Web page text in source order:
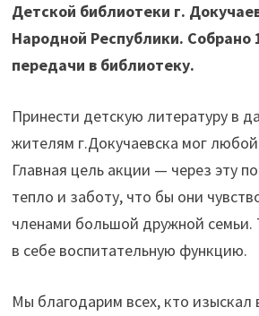
Детской библиотеки г.
Народной Республики. Собрано
передачи в библиотеку.
Принести детскую литературу в
жителям г.Докучаевска мог
Главная цель акции — через эту
тепло и заботу, что бы они
членами большой дружной семьи.
в себе воспитательную функцию.
Мы благодарим всех, кто изыскал